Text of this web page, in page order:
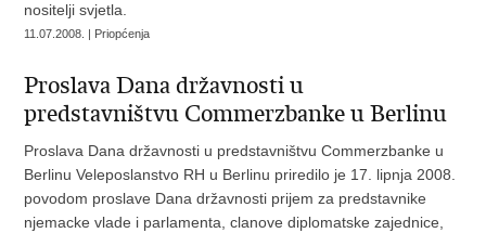
nositelji svjetla.
11.07.2008. | Priopćenja
Proslava Dana državnosti u
predstavništvu Commerzbanke u Berlinu
Proslava Dana državnosti u predstavništvu Commerzbanke u
Berlinu Veleposlanstvo RH u Berlinu priredilo je 17. lipnja 2008.
povodom proslave Dana državnosti prijem za predstavnike
njemacke vlade i parlamenta, clanove diplomatske zajednice,